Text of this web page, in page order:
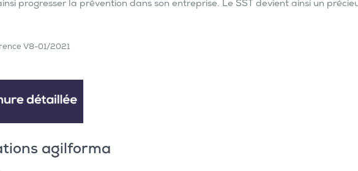
progresser la prévention dans son entreprise. Le SST devient ainsi un
V8-01/2021
agilforma